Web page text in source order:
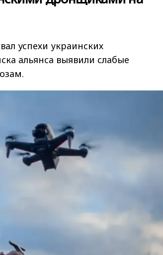
успехи украинских
альянса выявили слабые